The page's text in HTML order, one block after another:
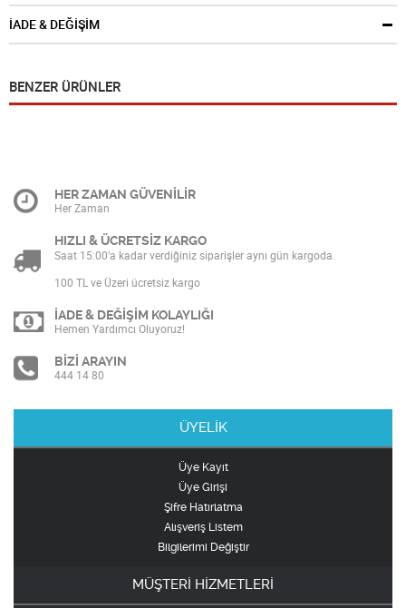
İADE & DEĞİŞİM
BENZER ÜRÜNLER
HER ZAMAN GÜVENİLİR
Her Zaman
HIZLI & ÜCRETSİZ KARGO
Saat 15:00’a kadar verdiğiniz siparişler aynı gün kargoda.
100 TL ve Üzeri ücretsiz kargo
İADE & DEĞİŞİM KOLAYLIĞI
Hemen Yardımcı Oluyoruz!
BİZİ ARAYIN
444 14 80
ÜYELİK
Üye Kayıt
Üye Girişi
Şifre Hatırlatma
Alışveriş Listem
Bilgilerimi Değiştir
MÜŞTERİ HİZMETLERİ